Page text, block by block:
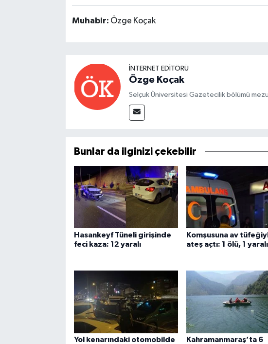
Muhabir: Özge Koçak
İNTERNET EDITÖRÜ
Özge Koçak
Selçuk Üniversitesi Gazetecilik bölümü
Bunlar da ilginizi çekebilir
Hasankeyf Tüneli girişinde
feci kaza: 12 yaralı
Komşusuna av
ateş açtı: 1 ölü, 1 yaralı
Yol kenarındaki otomobilde
Kahramanmaraş’ta 6